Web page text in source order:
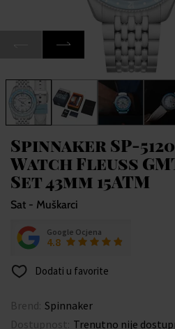
Spinnaker SP-
Watch Fleuss
Set 43mm 15ATM
Sat - Muškarci
Google Ocjena
4.8
Dodati u favorite
Brend: Spinnaker
Dostupnost: Trenutno nije